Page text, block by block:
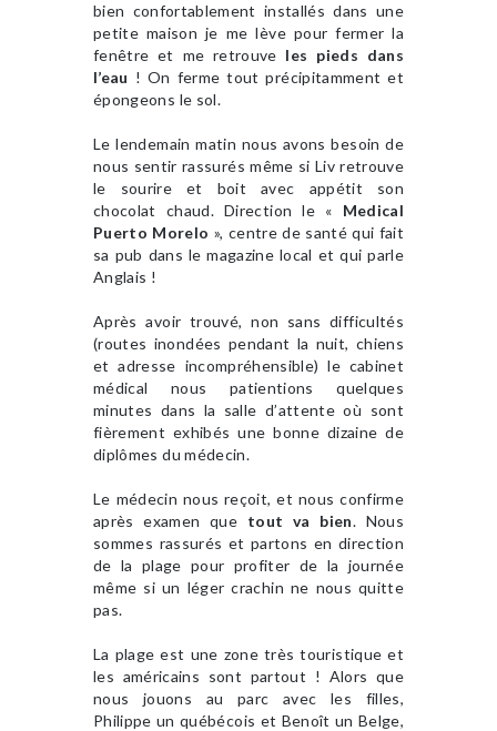
bien confortablement installés dans une
petite maison je me lève pour fermer la
fenêtre et me retrouve les pieds dans
l’eau ! On ferme tout précipitamment et
épongeons le sol.
Le lendemain matin nous avons besoin de
nous sentir rassurés même si Liv retrouve
le sourire et boit avec appétit son
chocolat chaud. Direction le « Medical
Puerto Morelo », centre de santé qui fait
sa pub dans le magazine local et qui parle
Anglais !
Après avoir trouvé, non sans difficultés
(routes inondées pendant la nuit, chiens
et adresse incompréhensible) le cabinet
médical nous patientions quelques
minutes dans la salle d’attente où sont
fièrement exhibés une bonne dizaine de
diplômes du médecin.
Le médecin nous reçoit, et nous confirme
après examen que tout va bien. Nous
sommes rassurés et partons en direction
de la plage pour profiter de la journée
même si un léger crachin ne nous quitte
pas.
La plage est une zone très touristique et
les américains sont partout ! Alors que
nous jouons au parc avec les filles,
Philippe un québécois et Benoît un Belge,